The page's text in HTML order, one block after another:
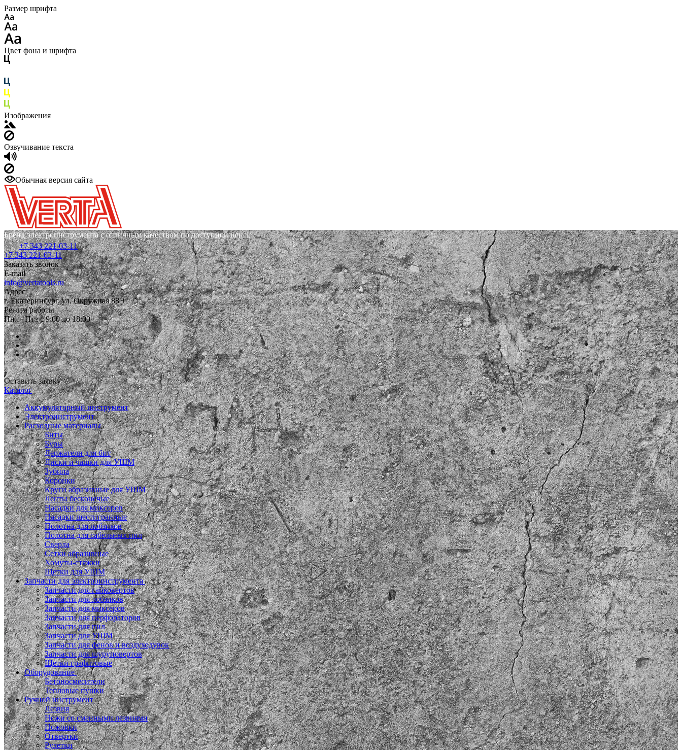
Размер шрифта
Цвет фона и шрифта
Изображения
Озвучивание текста
Обычная версия сайта
Бренд электроинструмента с отличным качеством по доступной цене!
+7 343 221-03-11
+7 343 221-03-11
Заказать звонок
E-mail
info@vertatools.ru
Адрес
г. Екатеринбург, ул. Окружная 88Э
Режим работы
Пн. – Пт.: с 9:00 до 18:00
Оставить заявку
Каталог
Аккумуляторный инструмент
Электроинструмент
Расходные материалы
Биты
Буры
Держатели для бит
Диски и чашки для УШМ
Зубила
Коронки
Круги абразивные для УШМ
Ленты бесконечые
Насадки для миксеров
Насадки шестигранные
Полотна для лобзиков
Полотна для сабельных пил
Сверла
Сетки абразивные
Хомуты-стяжки
Щетки для УШМ
Запчасти для электроинструмента
Запчасти для гайковертов
Запчасти для лобзиков
Запчасти для миксеров
Запчасти для перфораторов
Запчасти для пил
Запчасти для УШМ
Запчасти для фенов и воздуходувок
Запчасти для шуруповертов
Щетки графитовые
Оборудование
Бетоносмесители
Тепловые пушки
Ручной инструмент
Лезвия
Ножи со сменными лезвиями
Ножовки
Отвертки
Рулетки